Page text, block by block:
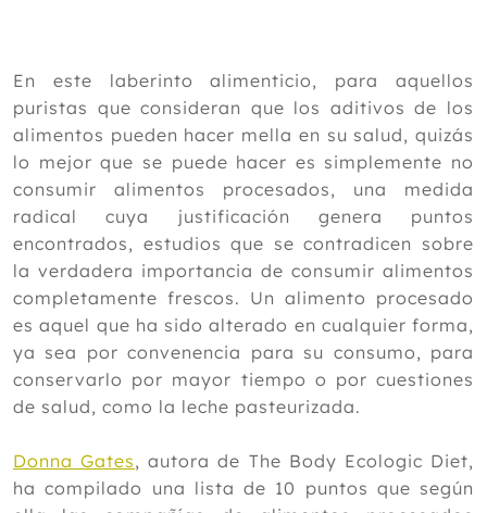
En este laberinto alimenticio, para aquellos
puristas que consideran que los aditivos de los
alimentos pueden hacer mella en su salud, quizás
lo mejor que se puede hacer es simplemente no
consumir alimentos procesados, una medida
radical cuya justificación genera puntos
encontrados, estudios que se contradicen sobre
la verdadera importancia de consumir alimentos
completamente frescos. Un alimento procesado
es aquel que ha sido alterado en cualquier forma,
ya sea por convenencia para su consumo, para
conservarlo por mayor tiempo o por cuestiones
de salud, como la leche pasteurizada.
Donna Gates, autora de The Body Ecologic Diet,
ha compilado una lista de 10 puntos que según